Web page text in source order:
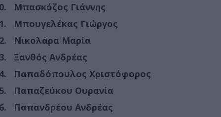
Μπασκόζος Γιάννης
Μπουγελέκας Γιώργος
Νικολάρα Μαρία
Ξανθός Ανδρέας
Παπαδόπουλος Χριστόφορος
Παπαζεύκου Ουρανία
Παπανδρέου Ανδρέας